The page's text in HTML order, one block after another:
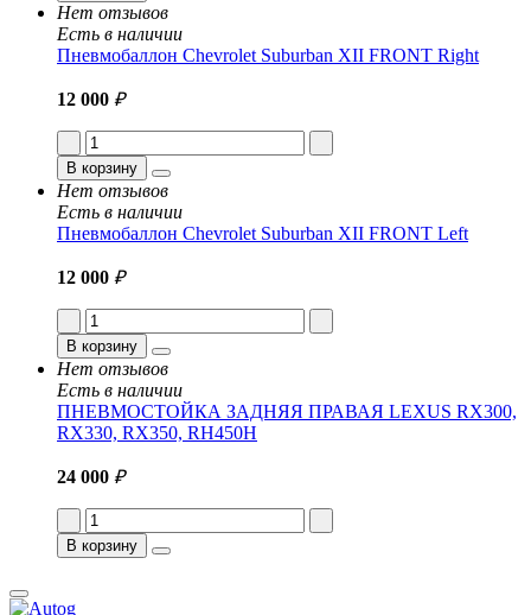
Нет отзывов
Есть в наличии
Пневмобаллон Chevrolet Suburban XII FRONT Right
12 000 ₽
В корзину
Нет отзывов
Есть в наличии
Пневмобаллон Chevrolet Suburban XII FRONT Left
12 000 ₽
В корзину
Нет отзывов
Есть в наличии
ПНЕВМОСТОЙКА ЗАДНЯЯ ПРАВАЯ LEXUS RX300,
RX330, RX350, RH450H
24 000 ₽
В корзину